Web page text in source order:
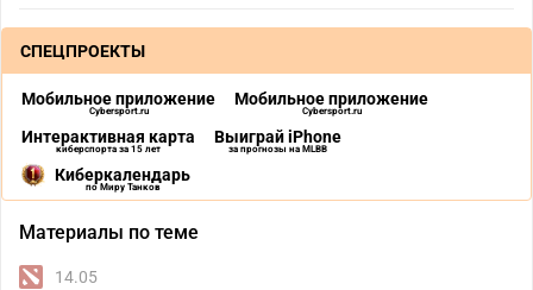
СПЕЦПРОЕКТЫ
Мобильное приложение
Cybersport.ru
Мобильное приложение
Cybersport.ru
Интерактивная карта
киберспорта за 15 лет
Выиграй iPhone
за прогнозы на MLBB
Киберкалендарь
по Миру Танков
Материалы по теме
14.05